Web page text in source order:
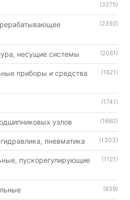
(3275)
(2392)
несущие системы (2061)
приборы и средства
(1821)
(1741)
узлов (1660)
пневматика (1303)
пускорегулирующие
(1121)
(839)